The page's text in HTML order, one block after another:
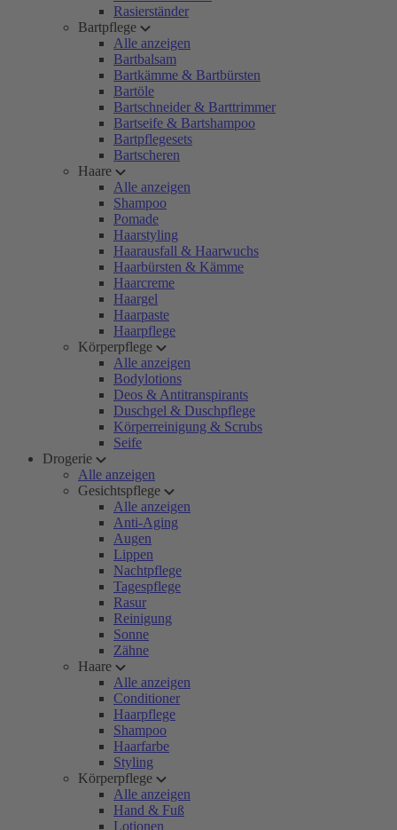
Rasierständer
Bartpflege
Alle anzeigen
Bartbalsam
Bartkämme & Bartbürsten
Bartöle
Bartschneider & Barttrimmer
Bartseife & Bartshampoo
Bartpflegesets
Bartscheren
Haare
Alle anzeigen
Shampoo
Pomade
Haarstyling
Haarausfall & Haarwuchs
Haarbürsten & Kämme
Haarcreme
Haargel
Haarpaste
Haarpflege
Körperpflege
Alle anzeigen
Bodylotions
Deos & Antitranspirants
Duschgel & Duschpflege
Körperreinigung & Scrubs
Seife
Drogerie
Alle anzeigen
Gesichtspflege
Alle anzeigen
Anti-Aging
Augen
Lippen
Nachtpflege
Tagespflege
Rasur
Reinigung
Sonne
Zähne
Haare
Alle anzeigen
Conditioner
Haarpflege
Shampoo
Haarfarbe
Styling
Körperpflege
Alle anzeigen
Hand & Fuß
Lotionen